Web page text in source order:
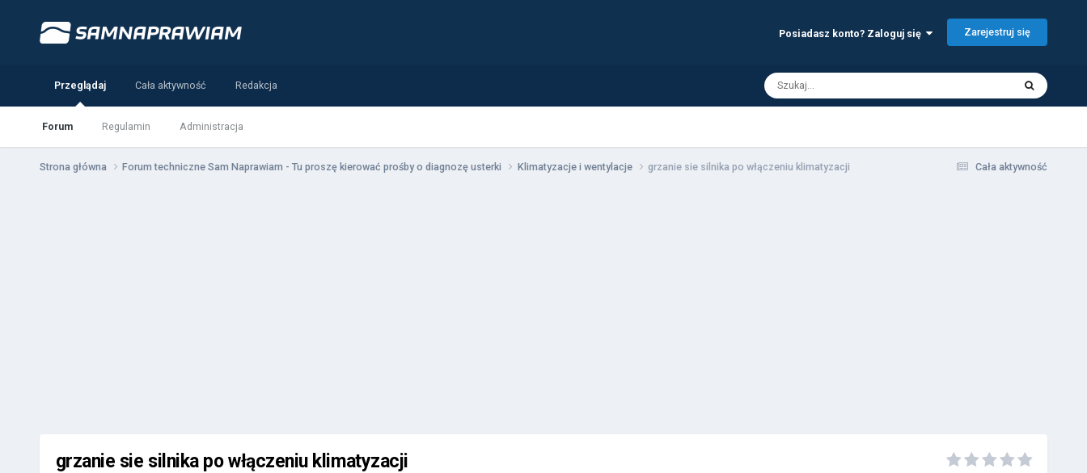
Posiadasz konto? Zaloguj się Zarejestruj się
Przeglądaj
Forum Regulamin Administracja
Cała aktywność Redakcja
Cała aktywność
Strona główna Forum techniczne Sam Naprawiam - Tu proszę kierować prośby o diagnozę usterki Klimatyzacje i wentylacje grzanie sie silnika po włączeniu klimatyzacji
grzanie sie silnika po włączeniu klimatyzacji